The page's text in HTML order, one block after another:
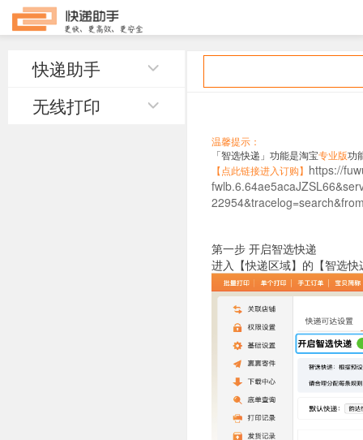
快递助手
无线打印
温馨提示：
「智选快递」功能是淘宝专业版功
【点此链接进入订购】 https://
第一步 开启智选快递
进入【快递区域】的【智选